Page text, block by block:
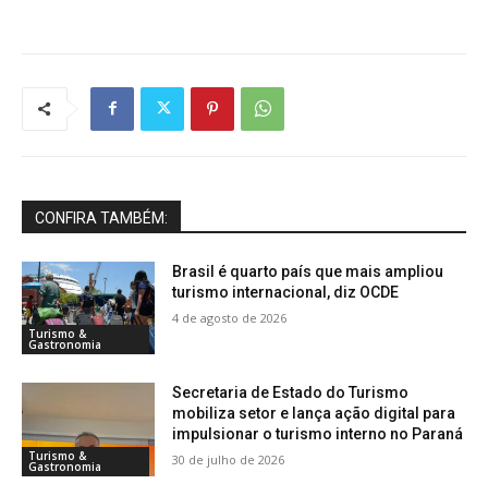
CONFIRA TAMBÉM:
Turismo &
Gastronomia
Brasil é quarto país que mais ampliou
turismo internacional, diz OCDE
4 de agosto de 2026
Turismo &
Gastronomia
Secretaria de Estado do Turismo
mobiliza setor e lança ação digital para
impulsionar o turismo interno no Paraná
30 de julho de 2026